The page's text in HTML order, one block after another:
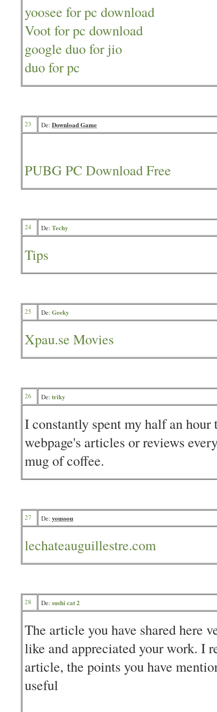
yoosee for pc download
Voot for pc download
google duo for jio
duo for pc
23 De: Download Game
PUBG PC Download Free
24 De: Techy
Tips
25 De: Geeky
Xpau.se Movies
26 De: triky
I constantly spent my half an hour
webpage's articles or reviews
mug of coffee.
27 De: youssou
lechateauguillestre.com
28 De: sushi cat 2
The article you have shared here
like and appreciated your work. I
article, the points you have
useful